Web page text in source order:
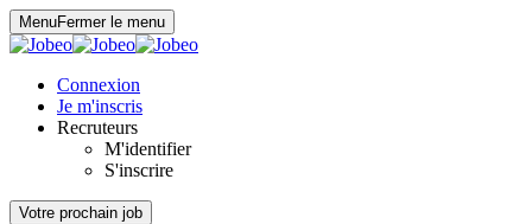
MenuFermer le menu
Connexion
Je m'inscris
Recruteurs
M'identifier
S'inscrire
Votre prochain job
Panneau de gestion des cookies